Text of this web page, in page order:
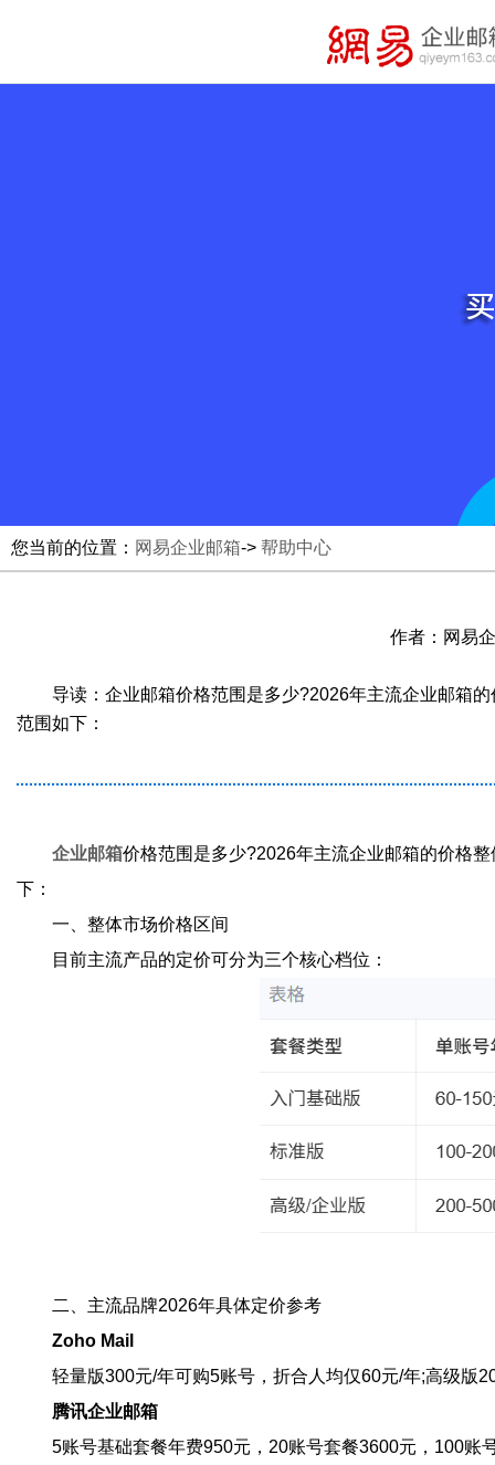
您当前的位置： 网易企业邮箱-> 帮助中心
作者：网易
导读：企业邮箱价格范围是多少?2026年主流企业邮箱
范围如下：
企业邮箱价格范围是多少?2026年主流企业邮箱的价格整
下：
一、整体市场价格区间
目前主流产品的定价可分为三个核心档位：
二、主流品牌2026年具体定价参考
Zoho Mail
轻量版300元/年可购5账号，折合人均仅60元/年;高级版
腾讯企业邮箱
5账号基础套餐年费950元，20账号套餐3600元，100账